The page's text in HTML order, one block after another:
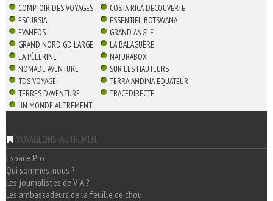
COMPTOIR DES VOYAGES
COSTA RICA DÉCOUVERTE
ESCURSIA
ESSENTIEL BOTSWANA
EVANEOS
GRAND ANGLE
GRAND NORD GD LARGE
LA BALAGUÈRE
LA PÈLERINE
NATURABOX
NOMADE AVENTURE
SUR LES HAUTEURS
TDS VOYAGE
TERRA ANDINA EQUATEUR
TERRES D'AVENTURE
TRACEDIRECTE
UN MONDE AUTREMENT
VOYAGEONS-AUTREMENT
Espace Pro
Qui sommes-nous ?
Les journalistes de V-A ?
Les ambassadeurs de la feuille de chou